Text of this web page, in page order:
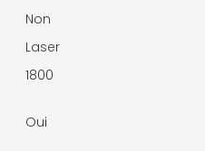
Non
Laser
1800
Oui